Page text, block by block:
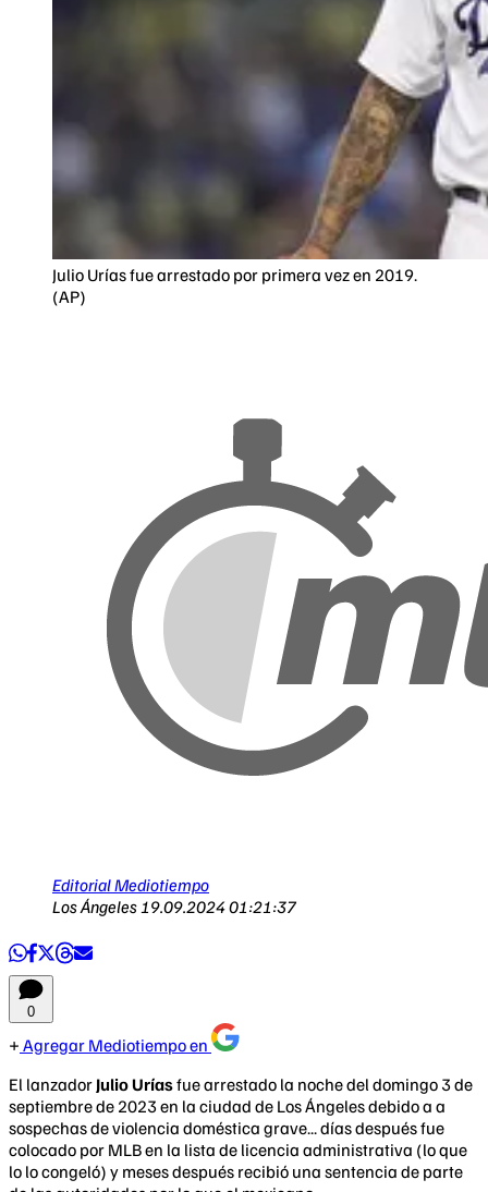
Julio Urías fue arrestado por primera vez en 2019.
(AP)
Editorial Mediotiempo
Los Ángeles 19.09.2024 01:21:37
0
Agregar Mediotiempo en
El lanzador Julio Uríasfue arrestado la noche del domingo 3 de
septiembre de 2023 en la ciudad de Los Ángeles debido a a
sospechas de violencia doméstica grave... días después fue
colocado por MLB en la lista de licencia administrativa (lo que
lo lo congeló) y meses después recibió una sentencia de parte